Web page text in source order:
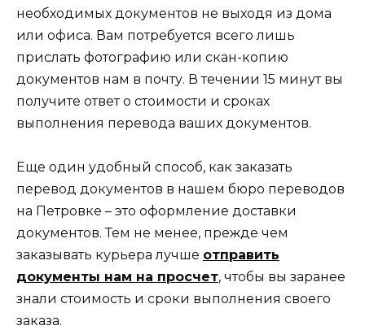
необходимых документов не выходя из дома
или офиса. Вам потребуется всего лишь
прислать фотографию или скан-копию
документов нам в почту. В течении 15 минут вы
получите ответ о стоимости и сроках
выполнения перевода ваших документов.
Еще один удобный способ, как заказать
перевод документов в нашем бюро переводов
на Петровке – это оформление доставки
документов. Тем не менее, прежде чем
заказывать курьера лучше отправить
документы нам на просчет, чтобы вы заранее
знали стоимость и сроки выполнения своего
заказа.